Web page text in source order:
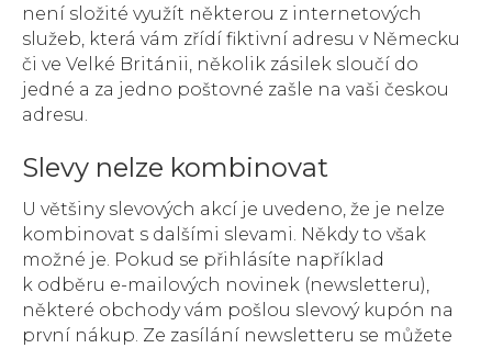
není složité využít některou z internetových
služeb, která vám zřídí fiktivní adresu v Německu
či ve Velké Británii, několik zásilek sloučí do
jedné a za jedno poštovné zašle na vaši českou
adresu.
Slevy nelze kombinovat
U většiny slevových akcí je uvedeno, že je nelze
kombinovat s dalšími slevami. Někdy to však
možné je. Pokud se přihlásíte například
k odběru e-mailových novinek (newsletteru),
některé obchody vám pošlou slevový kupón na
první nákup. Ze zasílání newsletteru se můžete